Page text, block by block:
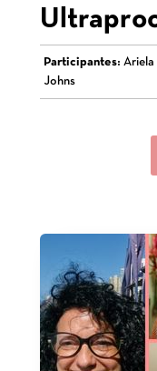
Participantes: Ariela
Johns